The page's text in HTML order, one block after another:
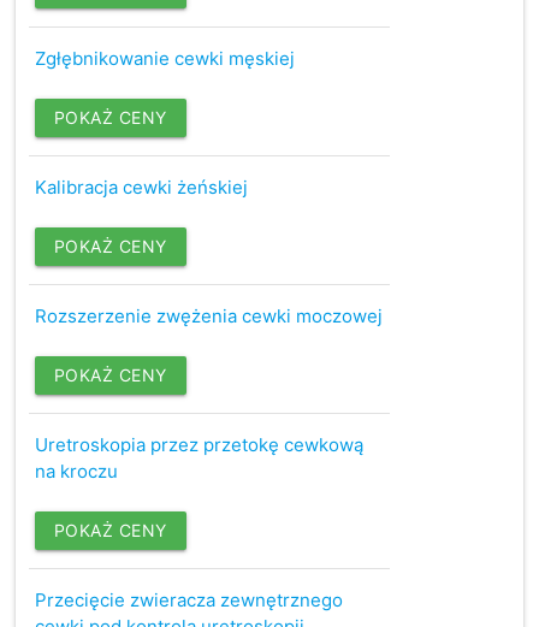
Zgłębnikowanie cewki męskiej
POKAŻ CENY
Kalibracja cewki żeńskiej
POKAŻ CENY
Rozszerzenie zwężenia cewki moczowej
POKAŻ CENY
Uretroskopia przez przetokę cewkową
na kroczu
POKAŻ CENY
Przecięcie zwieracza zewnętrznego